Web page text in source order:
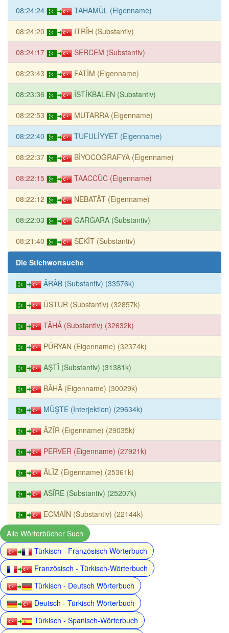
08:24:24 TAHAMÜL (Eigenname)
08:24:20 ITRÎH (Substantiv)
08:24:17 SERCEM (Substantiv)
08:23:43 FATİM (Eigenname)
08:23:36 İSTİKBALEN (Substantiv)
08:22:53 MUTARRA (Eigenname)
08:22:40 TUFULİYYET (Eigenname)
08:22:37 BİYOCOĞRAFYA (Eigenname)
08:22:15 TAACCÜC (Eigenname)
08:22:12 NEBATÂT (Eigenname)
08:22:03 GARGARA (Substantiv)
08:21:40 SEKİT (Substantiv)
Die Stichwortsuche
ÂRÂB (Substantiv) (33576k)
ÜSTUR (Substantiv) (32857k)
TÂHÂ (Substantiv) (32632k)
PÜRYAN (Eigenname) (32374k)
AŞTÎ (Substantiv) (31381k)
BÂHÂ (Eigenname) (30029k)
MÜŞTE (Interjektion) (29634k)
ÂZÎR (Eigenname) (29035k)
PERVER (Eigenname) (27921k)
ÂLÎZ (Eigenname) (25361k)
ASÎRE (Substantiv) (25207k)
ECMAİN (Substantiv) (22144k)
Alle Wörterbücher Such
Türkisch - Französisch Wörterbuch
Französisch - Türkisch-Wörterbuch
Türkisch - Deutsch Wörterbuch
Deutsch - Türkisch Wörterbuch
Türkisch - Spanisch-Wörterbuch